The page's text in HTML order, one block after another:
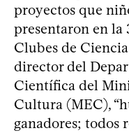
proyectos que
presentaron en la
Clubes de
director del
Científica del
Cultura (MEC),
ganadores; todos